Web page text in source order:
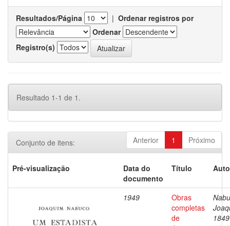
Resultados/Página | Ordenar registros por
Ordenar
Registro(s)
Resultado 1-1 de 1.
Anterior 1 Próximo
Conjunto de itens:
Pré-visualização
Data do
documento
Título
1949
Obras
completas
de